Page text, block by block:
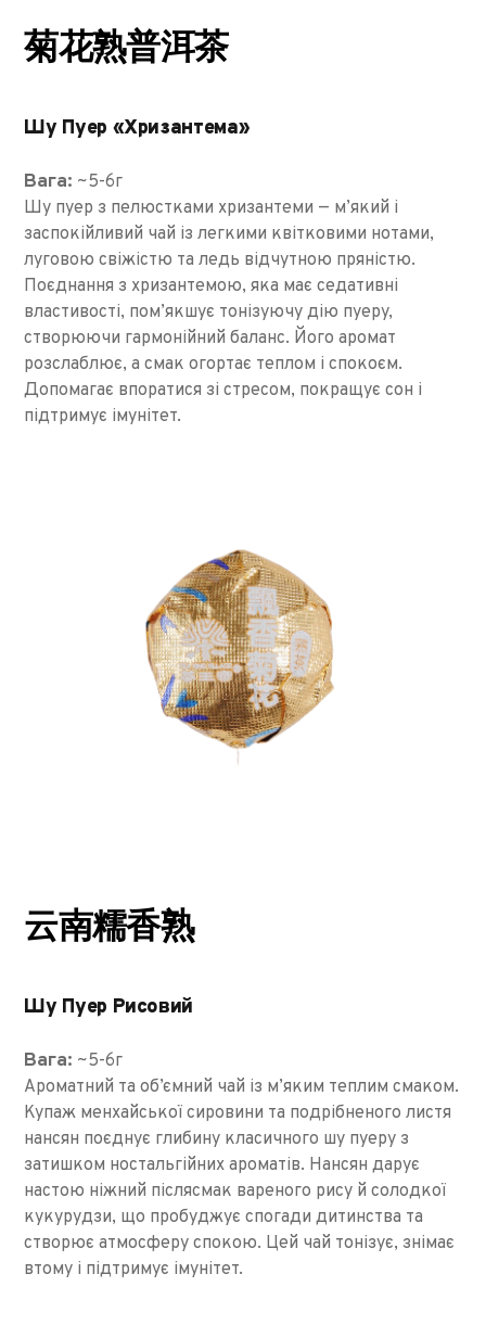
菊花熟普洱茶
Шу Пуер «Хризантема»
Вага: ~5-6г
Шу пуер з пелюстками хризантеми — м’який і
заспокійливий чай із легкими квітковими нотами,
луговою свіжістю та ледь відчутною пряністю.
Поєднання з хризантемою, яка має седативні
властивості, пом’якшує тонізуючу дію пуеру,
створюючи гармонійний баланс. Його аромат
розслаблює, а смак огортає теплом і спокоєм.
Допомагає впоратися зі стресом, покращує сон і
підтримує імунітет.
云南糯香熟
Шу Пуер Рисовий
Вага: ~5-6г
Ароматний та об’ємний чай із м’яким теплим смаком.
Купаж менхайської сировини та подрібненого листя
нансян поєднує глибину класичного шу пуеру з
затишком ностальгійних ароматів. Нансян дарує
настою ніжний післясмак вареного рису й солодкої
кукурудзи, що пробуджує спогади дитинства та
створює атмосферу спокою. Цей чай тонізує, знімає
втому і підтримує імунітет.